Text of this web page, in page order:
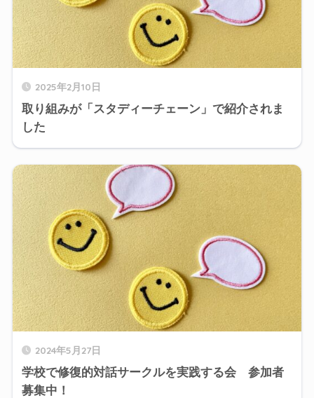
2025年2月10日
取り組みが「スタディーチェーン」で紹介されま
した
2024年5月27日
学校で修復的対話サークルを実践する会 参加者
募集中！